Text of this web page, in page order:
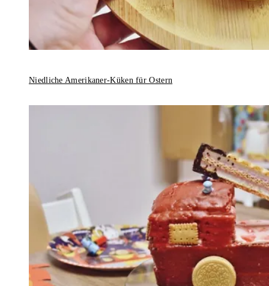
Niedliche Amerikaner-Küken für Ostern